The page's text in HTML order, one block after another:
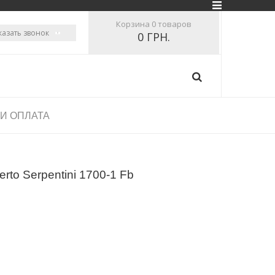
звонок
Корзина 0 товаров
0 ГРН.
ОПЛАТА
Serpentini 1700-1 Fb